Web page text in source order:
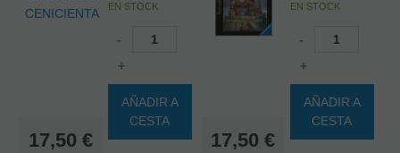
17,50 €
EN STOCK
-
+
AÑADIR A
CESTA
17,50 €
EN STOCK
-
+
AÑADIR A
CESTA